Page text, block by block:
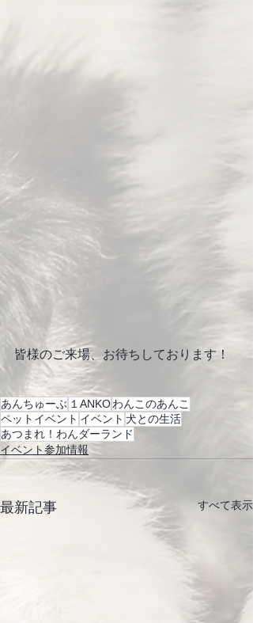
皆様のご来場、お待ちしております！
あんちゅーぶ １ANKOわんこのあんこ
ペットイベント イベント 犬との生活
あつまれ！わんダーランド
イベント参加情報
最新記事 すべて表示